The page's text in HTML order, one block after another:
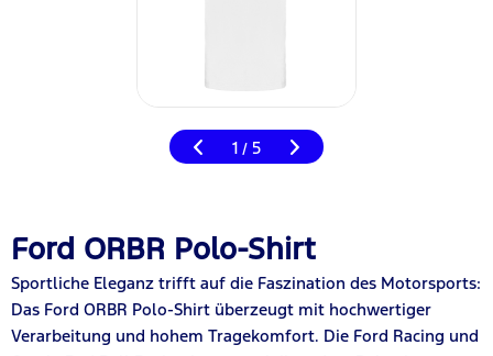
1 / 5
Ford ORBR Polo-Shirt
Sportliche Eleganz trifft auf die Faszination des Motorsports:
Das Ford ORBR Polo-Shirt überzeugt mit hochwertiger
Verarbeitung und hohem Tragekomfort. Die Ford Racing und